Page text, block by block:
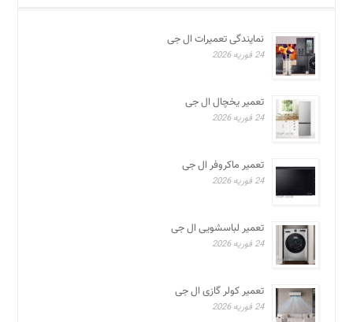
نمایندگی تعمیرات ال جی
24 فوریه 2026
تعمیر یخچال ال جی
24 فوریه 2026
تعمیر ماکروفر ال جی
24 فوریه 2026
تعمیر لباسشویی ال جی
24 فوریه 2026
تعمیر کولر گازی ال جی
24 فوریه 2026